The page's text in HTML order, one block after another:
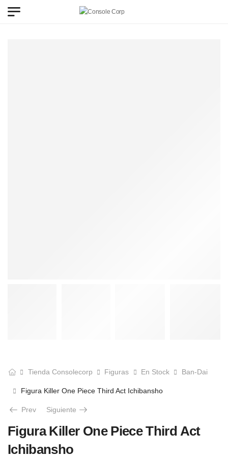
Tienda Consolecorp Figuras En Stock Ban-Dai
Figura Killer One Piece Third Act Ichibansho
Prev Siguiente
Figura Killer One Piece Third Act
Ichibansho